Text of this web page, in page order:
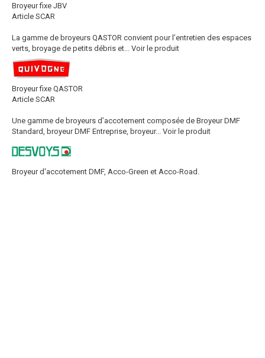
Broyeur fixe JBV
Article SCAR
La gamme de broyeurs QASTOR convient pour l’entretien des espaces
verts, broyage de petits débris et...
Voir le produit
Broyeur fixe QASTOR
Article SCAR
Une gamme de broyeurs d’accotement composée de Broyeur DMF
Standard, broyeur DMF Entreprise, broyeur...
Voir le produit
Broyeur d'accotement DMF, Acco-Green et Acco-Road.